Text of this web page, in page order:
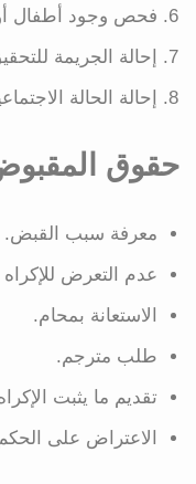
فحص وجود أطفال
إحالة الجريمة
إحالة الحالة
حقوق
معرفة سبب القبض.
عدم التعرض للإكراه
الاستعانة بمحام.
طلب مترجم.
تقديم ما يثبت
الاعتراض على